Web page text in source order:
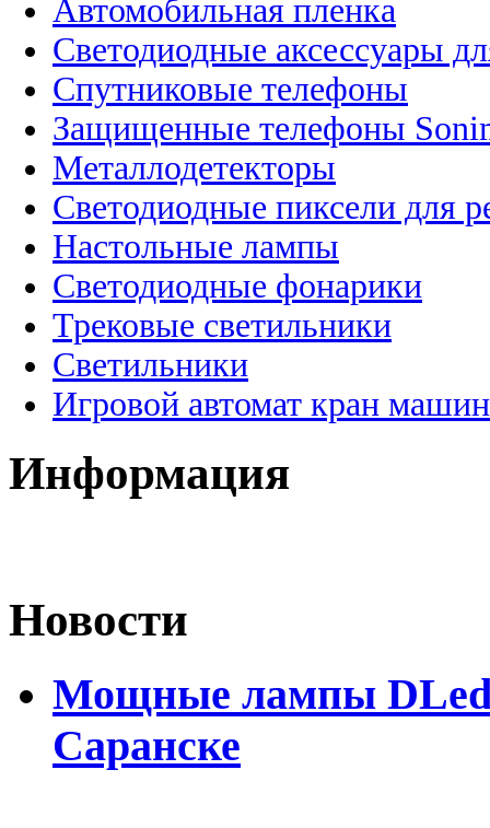
Автомобильная пленка
Светодиодные аксессуары
Спутниковые телефоны
Защищенные телефоны
Металлодетекторы
Светодиодные пиксели для
Настольные лампы
Светодиодные фонарики
Трековые светильники
Светильники
Игровой автомат кран
Информация
Новости
Мощные лампы DLed
Саранске